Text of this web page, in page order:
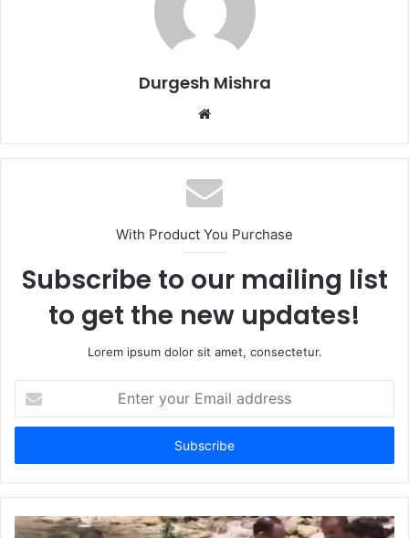
Durgesh Mishra
Website
With Product You Purchase
Subscribe to our mailing list
to get the new updates!
Lorem ipsum dolor sit amet, consectetur.
your
Email